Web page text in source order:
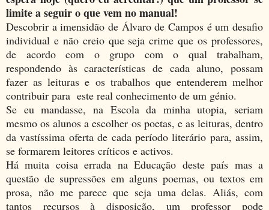
limite a seguir o que vem no manual!
Descobrir a imensidão de Álvaro de Campos é um desafio
individual e não creio que seja crime que os professores,
de acordo com o grupo com o qual trabalham,
respondendo às características de cada aluno, possam
fazer as leituras e os trabalhos que entenderem melhor
contribuir para este real conhecimento de um génio.
Se eu mandasse, na Escola da minha utopia, seriam
mesmo os alunos a escolher os poetas, e as leituras, dentro
da vastíssima oferta de cada período literário para, assim,
se formarem leitores críticos e activos.
Há muita coisa errada na Educação deste país mas a
questão de supressões em alguns poemas, ou textos em
prosa, não me parece que seja uma delas. Aliás, com
tantos recursos à disposição, um professor pode